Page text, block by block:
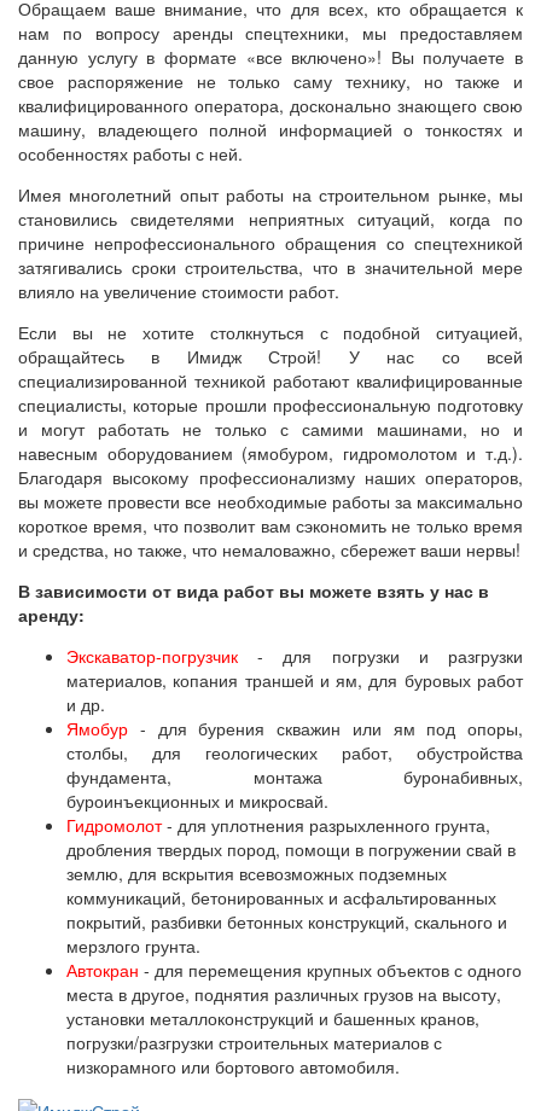
Обращаем ваше внимание, что для всех, кто обращается к
нам по вопросу аренды спецтехники, мы предоставляем
данную услугу в формате «все включено»! Вы получаете в
свое распоряжение не только саму технику, но также и
квалифицированного оператора, досконально знающего свою
машину, владеющего полной информацией о тонкостях и
особенностях работы с ней.
Имея многолетний опыт работы на строительном рынке, мы
становились свидетелями неприятных ситуаций, когда по
причине непрофессионального обращения со спецтехникой
затягивались сроки строительства, что в значительной мере
влияло на увеличение стоимости работ.
Если вы не хотите столкнуться с подобной ситуацией,
обращайтесь в Имидж Строй! У нас со всей
специализированной техникой работают квалифицированные
специалисты, которые прошли профессиональную подготовку
и могут работать не только с самими машинами, но и
навесным оборудованием (ямобуром, гидромолотом и т.д.).
Благодаря высокому профессионализму наших операторов,
вы можете провести все необходимые работы за максимально
короткое время, что позволит вам сэкономить не только время
и средства, но также, что немаловажно, сбережет ваши нервы!
В зависимости от вида работ вы можете взять у нас в
аренду:
Экскаватор-погрузчик - для погрузки и разгрузки
материалов, копания траншей и ям, для буровых работ
и др.
Ямобур - для бурения скважин или ям под опоры,
столбы, для геологических работ, обустройства
фундамента, монтажа буронабивных,
буроинъекционных и микросвай.
Гидромолот- для уплотнения разрыхленного грунта,
дробления твердых пород, помощи в погружении свай в
землю, для вскрытия всевозможных подземных
коммуникаций, бетонированных и асфальтированных
покрытий, разбивки бетонных конструкций, скального и
мерзлого грунта.
Автокран - для перемещения крупных объектов с одного
места в другое, поднятия различных грузов на высоту,
установки металлоконструкций и башенных кранов,
погрузки/разгрузки строительных материалов с
низкорамного или бортового автомобиля.